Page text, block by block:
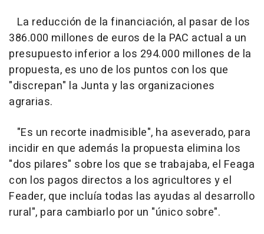
La reducción de la financiación, al pasar de los
386.000 millones de euros de la PAC actual a un
presupuesto inferior a los 294.000 millones de la
propuesta, es uno de los puntos con los que
"discrepan" la Junta y las organizaciones
agrarias.
"Es un recorte inadmisible", ha aseverado, para
incidir en que además la propuesta elimina los
"dos pilares" sobre los que se trabajaba, el Feaga
con los pagos directos a los agricultores y el
Feader, que incluía todas las ayudas al desarrollo
rural", para cambiarlo por un "único sobre".